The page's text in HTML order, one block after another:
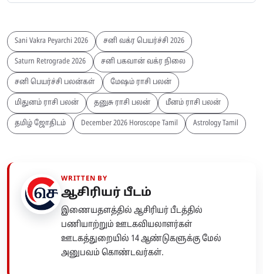
Sani Vakra Peyarchi 2026 சனி வக்ர பெயர்ச்சி 2026
Saturn Retrograde 2026 சனி பகவான் வக்ர நிலை
சனி பெயர்ச்சி பலன்கள் மேஷம் ராசி பலன்
மிதுனம் ராசி பலன் தனுசு ராசி பலன் மீனம் ராசி பலன்
தமிழ் ஜோதிடம் December 2026 Horoscope Tamil Astrology Tamil
WRITTEN BY
ஆசிரியர் பீடம்
இணையதளத்தில் ஆசிரியர் பீடத்தில்
பணியாற்றும் ஊடகவியலாளர்கள்
ஊடகத்துறையில் 14 ஆண்டுகளுக்கு மேல்
அனுபவம் கொண்டவர்கள்.